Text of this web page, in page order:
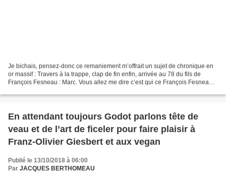
Je bichais, pensez-donc ce remaniement m’offrait un sujet de chronique en
or massif : Travers à la trappe, clap de fin enfin, arrivée au 78 du fils de
François Fesneau : Marc. Vous allez me dire c’est qui ce François Fesneau ?
En attendant toujours Godot parlons tête de
veau et de l’art de ficeler pour faire plaisir à
Franz-Olivier Giesbert et aux vegan
Publié le 13/10/2018 à 06:00
Par JACQUES BERTHOMEAU